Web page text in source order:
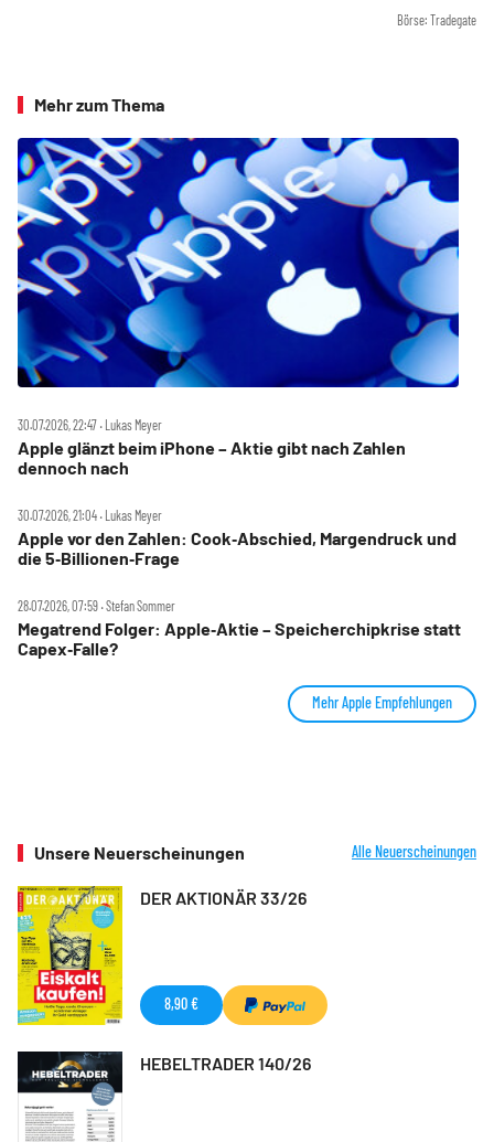
Börse: Tradegate
Mehr zum Thema
30.07.2026, 22:47 ‧ Lukas Meyer
Apple glänzt beim iPhone – Aktie gibt nach Zahlen
dennoch nach
30.07.2026, 21:04 ‧ Lukas Meyer
Apple vor den Zahlen: Cook‑Abschied, Margendruck und
die 5‑Billionen‑Frage
28.07.2026, 07:59 ‧ Stefan Sommer
Megatrend Folger: Apple‑Aktie – Speicherchipkrise statt
Capex‑Falle?
Mehr Apple Empfehlungen
Unsere Neuerscheinungen Alle Neuerscheinungen
DER AKTIONÄR 33/26
8,90 €
HEBELTRADER 140/26